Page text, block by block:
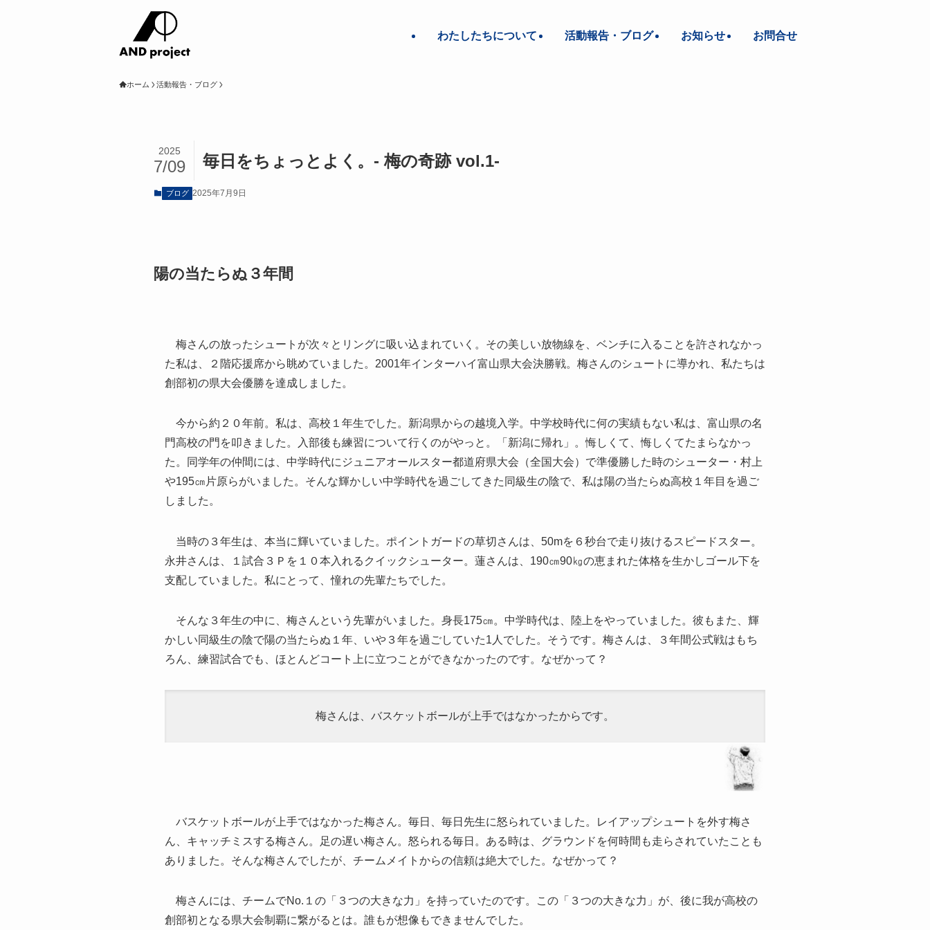
わたしたちについて 活動報告・ブログ お知らせ お問合せ
ホーム 活動報告・ブログ
毎日をちょっとよく。- 梅の奇跡 vol.1-
2025
7/09
ブログ 2025年7月9日
陽の当たらぬ３年間
梅さんの放ったシュートが次々とリングに吸い込まれていく。その美しい放物線を、ベンチに入ることを許されなかっ
た私は、２階応援席から眺めていました。2001年インターハイ富山県大会決勝戦。梅さんのシュートに導かれ、私たちは
創部初の県大会優勝を達成しました。
今から約２０年前。私は、高校１年生でした。新潟県からの越境入学。中学校時代に何の実績もない私は、富山県の名
門高校の門を叩きました。入部後も練習について行くのがやっと。「新潟に帰れ」。悔しくて、悔しくてたまらなかっ
た。同学年の仲間には、中学時代にジュニアオールスター都道府県大会（全国大会）で準優勝した時のシューター・村上
や195㎝片原らがいました。そんな輝かしい中学時代を過ごしてきた同級生の陰で、私は陽の当たらぬ高校１年目を過ご
しました。
当時の３年生は、本当に輝いていました。ポイントガードの草切さんは、50mを６秒台で走り抜けるスピードスター。
永井さんは、１試合３Ｐを１０本入れるクイックシューター。蓮さんは、190㎝90㎏の恵まれた体格を生かしゴール下を
支配していました。私にとって、憧れの先輩たちでした。
そんな３年生の中に、梅さんという先輩がいました。身長175㎝。中学時代は、陸上をやっていました。彼もまた、輝
かしい同級生の陰で陽の当たらぬ１年、いや３年を過ごしていた1人でした。そうです。梅さんは、３年間公式戦はもち
ろん、練習試合でも、ほとんどコート上に立つことができなかったのです。なぜかって？
梅さんは、バスケットボールが上手ではなかったからです。
バスケットボールが上手ではなかった梅さん。毎日、毎日先生に怒られていました。レイアップシュートを外す梅さ
ん、キャッチミスする梅さん。足の遅い梅さん。怒られる毎日。ある時は、グラウンドを何時間も走らされていたことも
ありました。そんな梅さんでしたが、チームメイトからの信頼は絶大でした。なぜかって？
梅さんには、チームでNo.１の「３つの大きな力」を持っていたのです。この「３つの大きな力」が、後に我が高校の
創部初となる県大会制覇に繋がるとは。誰もが想像もできませんでした。